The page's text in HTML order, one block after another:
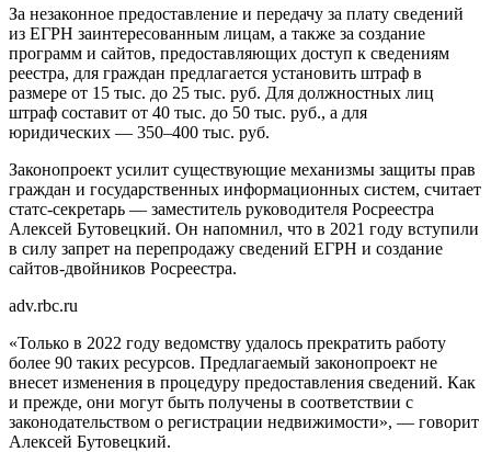
За незаконное предоставление и передачу за плату сведений
из ЕГРН заинтересованным лицам, а также за создание
программ и сайтов, предоставляющих доступ к сведениям
реестра, для граждан предлагается установить штраф в
размере от 15 тыс. до 25 тыс. руб. Для должностных лиц
штраф составит от 40 тыс. до 50 тыс. руб., а для
юридических — 350–400 тыс. руб.
Законопроект усилит существующие механизмы защиты прав
граждан и государственных информационных систем, считает
статс-секретарь — заместитель руководителя Росреестра
Алексей Бутовецкий. Он напомнил, что в 2021 году вступили
в силу запрет на перепродажу сведений ЕГРН и создание
сайтов-двойников Росреестра.
adv.rbc.ru
«Только в 2022 году ведомству удалось прекратить работу
более 90 таких ресурсов. Предлагаемый законопроект не
внесет изменения в процедуру предоставления сведений. Как
и прежде, они могут быть получены в соответствии с
законодательством о регистрации недвижимости», — говорит
Алексей Бутовецкий.